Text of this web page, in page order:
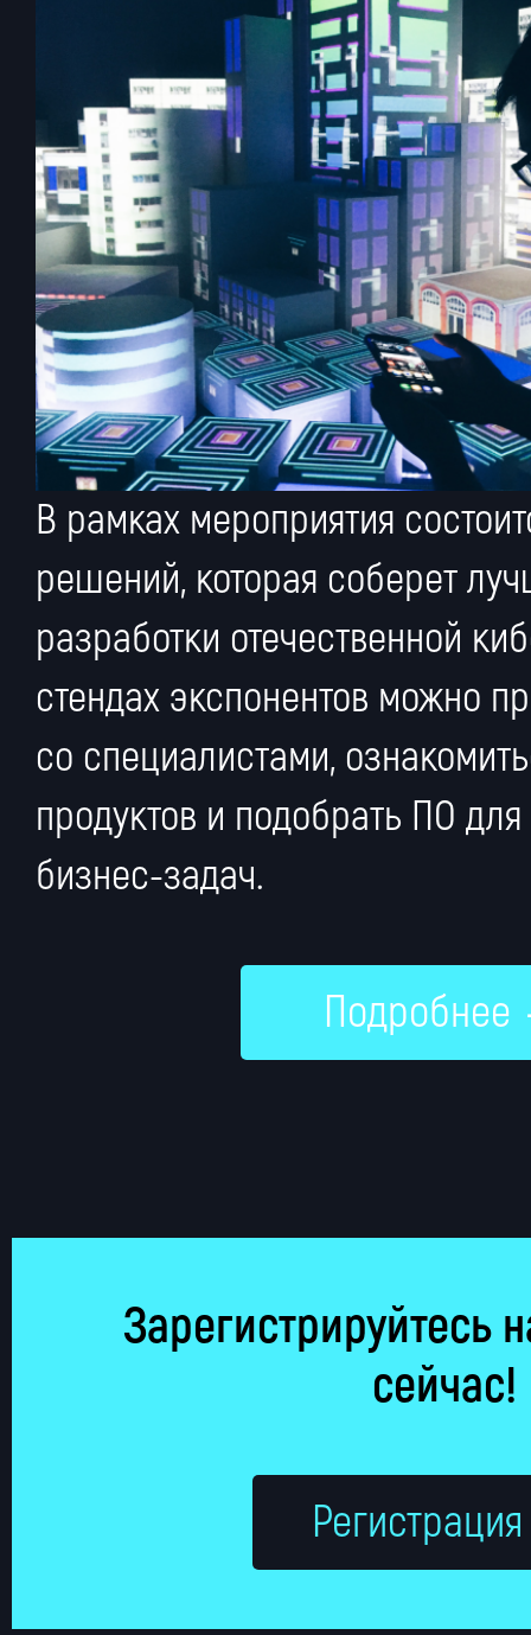
В рамках мероприятия
решений, которая соберет
разработки отечественной
стендах экспонентов можно
со специалистами,
продуктов и подобрать ПО
бизнес-задач.
Подробнее
Зарегистрируйтесь
сейчас!
Регистрация